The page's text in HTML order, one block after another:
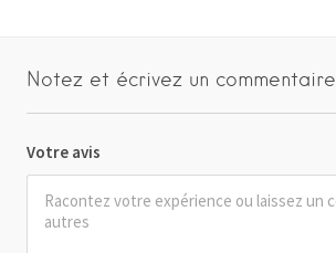
Notez et écrivez un commentaire
Votre avis